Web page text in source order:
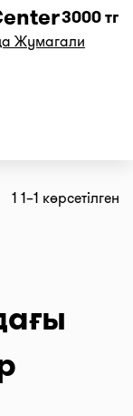
3000 тг
Жумагали
1 1–1 көрсетілген